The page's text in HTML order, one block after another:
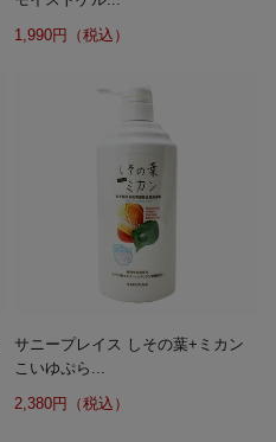
1,990円（税込）
サニープレイス しその葉+ミカン
こいゆぷら...
2,380円（税込）